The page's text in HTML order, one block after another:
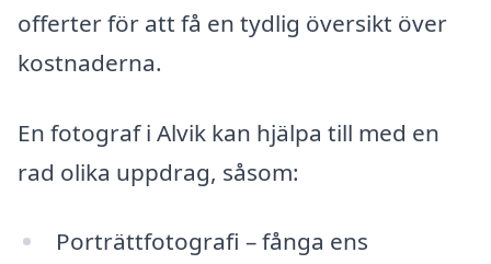
offerter för att få en tydlig översikt över
kostnaderna.
En fotograf i Alvik kan hjälpa till med en
rad olika uppdrag, såsom:
Porträttfotografi – fånga ens